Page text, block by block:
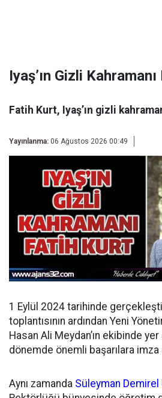
Iyaş’ın Gizli
Fatih Kurt, Iyaş’ın gizli
Yayınlanma: 06 Ağustos 2026 00:49
1 Eylül 2024 tarihinde
toplantısının ardından Yeni
Hasan Ali Meydan’ın ekibinde
dönemde önemli başarılara imza
Aynı zamanda Süleyman Demirel